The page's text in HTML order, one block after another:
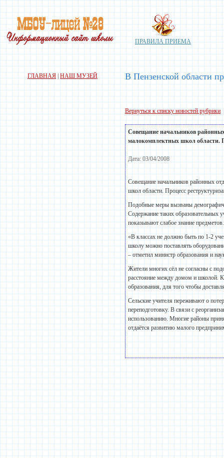
ПРАВИЛА ПРИЕМА
ГЛАВНАЯ НАШ МУЗЕЙ В Пензенской области
Вернуться к списку новостей рубрики
Совещание начальников районных
малокомплектных школ области.
Дата: 03/04/2008
Совещание начальников районных
школ области. Процесс
Подобные меры вызваны
Содержание таких образовательных
показывают слабое знание предметов.
«В классах не должно быть по 1-2
школу можно поставлять
– отметил министр образования и
Жители многих сёл не согласны с
расстояние между домом и школой.
образования, для того чтобы
Сельские учителя переживают о
переподготовку. В связи с
использованию. Многие районы
отдаётся развитию малого